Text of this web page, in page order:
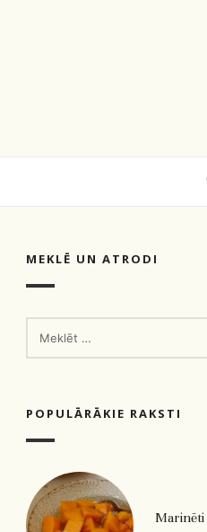
MEKLĒ UN ATRODI
POPULĀRĀKIE RAKSTI